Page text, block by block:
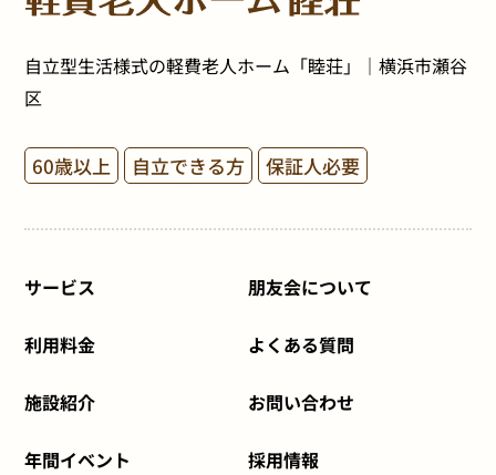
自立型生活様式の軽費老人ホーム「睦荘」｜横浜市瀬谷
区
60歳以上 自立できる方 保証人必要
サービス
利用料金
施設紹介
年間イベント
朋友会について
よくある質問
お問い合わせ
採用情報